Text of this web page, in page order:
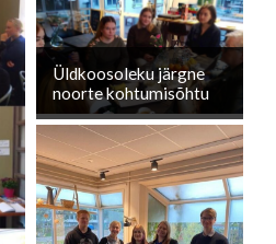
Üldkoosoleku järgne
noorte kohtumisõhtu